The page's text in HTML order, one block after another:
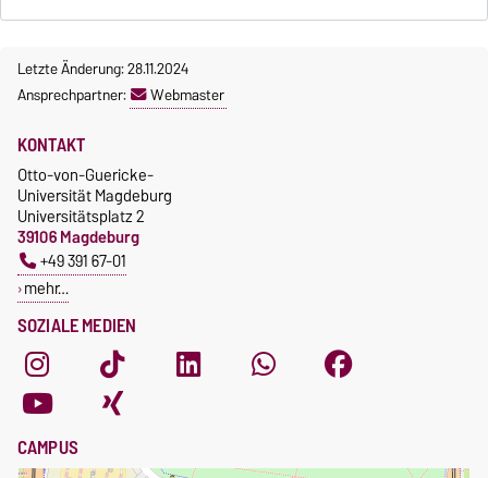
Letzte Änderung: 28.11.2024
Ansprechpartner:
Webmaster
SOZIALE MEDIEN
KONTAKT
Otto-von-Guericke-
Universität Magdeburg
Universitätsplatz 2
39106 Magdeburg
+49 391 67-01
mehr…
CAMPUS